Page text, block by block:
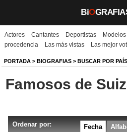
BiO
Biografías
Películas
TV
Un día como hoy
Actores Cantantes Deportistas Modelos
procedencia
Las más vistas Las mejor
PORTADA > BIOGRAFIAS > BUSCAR POR PAÍS
Famosos de
Ordenar por: Fecha